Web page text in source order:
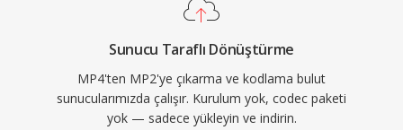
Sunucu Taraflı Dönüştürme
MP4'ten MP2'ye çıkarma ve kodlama bulut
sunucularımızda çalışır. Kurulum yok, codec paketi
yok — sadece yükleyin ve indirin.